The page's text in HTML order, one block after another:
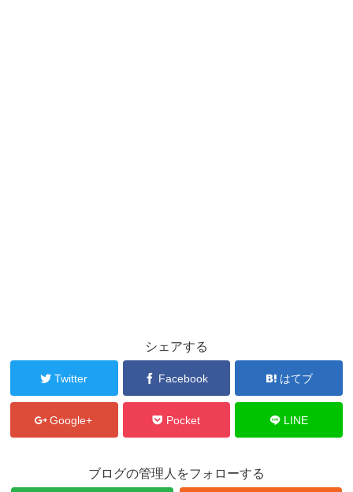
シェアする
Twitter Facebook はてブ
Google+ Pocket LINE
ブログの管理人をフォローする